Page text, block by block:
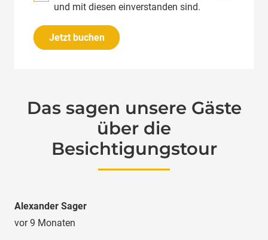
und mit diesen einverstanden sind.
Jetzt buchen
Das sagen unsere Gäste
über die
Besichtigungstour
Alexander Sager
vor 9 Monaten